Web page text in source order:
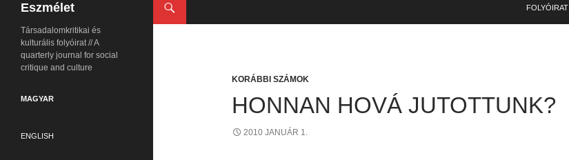
Eszmélet
FOLYÓIRAT
KORÁBBI SZÁMOK
HONNAN HOVÁ JUTOTTUNK?
2010 JANUÁR 1.
Társadalomkritikai és
kulturális folyóirat // A
quarterly journal for social
critique and culture
MAGYAR
ENGLISH